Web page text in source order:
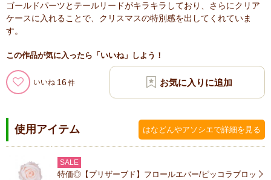
ゴールドパーツとテールリードがキラキラしており、さらにクリア
ケースに入れることで、クリスマスの特別感を出してくれていま
す。
この作品が気に入ったら「いいね」しよう！
いいね 16
使用アイテム はなどんやアソシエで詳細を見る
SALE
特価◎【プリザーブド】フロールエバー/ピッコラブロッ